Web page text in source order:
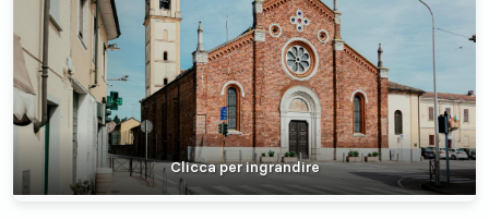
Clicca per ingrandire